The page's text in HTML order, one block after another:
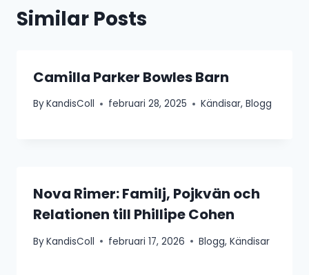
Similar Posts
Camilla Parker Bowles Barn
ByKandisColl februari 28, 2025 Kändisar,Blogg
Nova Rimer: Familj, Pojkvän och
Relationen till Phillipe Cohen
ByKandisColl februari 17, 2026 Blogg,Kändisar